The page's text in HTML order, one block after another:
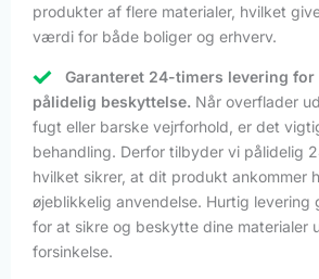
produkter af flere materialer, hvilket
værdi for både boliger og erhverv.
Garanteret 24-timers levering
pålidelig beskyttelse. Når overflader
fugt eller barske vejrforhold, er det
behandling. Derfor tilbyder vi pålidelig
hvilket sikrer, at dit produkt ankommer
øjeblikkelig anvendelse. Hurtig levering
for at sikre og beskytte dine materialer
forsinkelse.